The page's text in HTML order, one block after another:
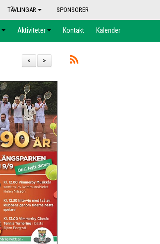
TÄVLINGAR SPONSORER
Aktiviteter Kontakt Kalender
>
<